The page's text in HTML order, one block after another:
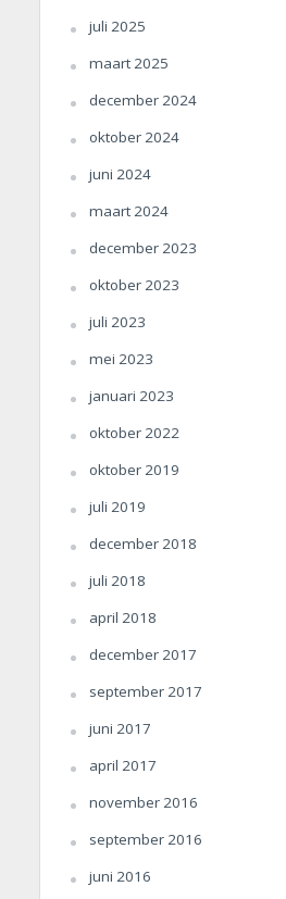
juli 2025
maart 2025
december 2024
oktober 2024
juni 2024
maart 2024
december 2023
oktober 2023
juli 2023
mei 2023
januari 2023
oktober 2022
oktober 2019
juli 2019
december 2018
juli 2018
april 2018
december 2017
september 2017
juni 2017
april 2017
november 2016
september 2016
juni 2016